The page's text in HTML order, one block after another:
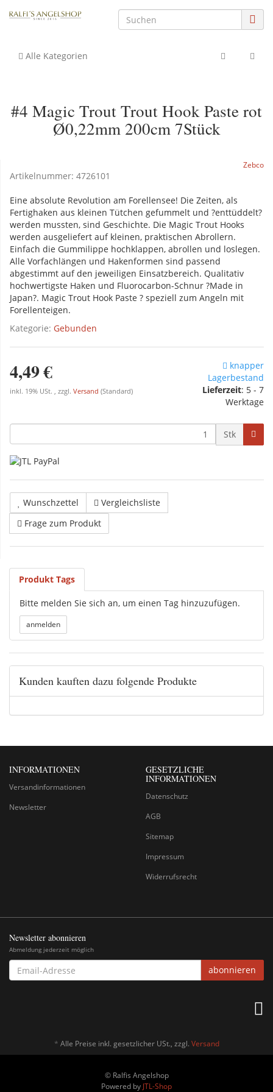
Alle Kategorien
#4 Magic Trout Trout Hook Paste rot
Ø0,22mm 200cm 7Stück
Zebco
Artikelnummer: 4726101
Eine absolute Revolution am Forellensee! Die Zeiten, als
Fertighaken aus kleinen Tütchen gefummelt und ?enttüddelt?
werden mussten, sind Geschichte. Die Magic Trout Hooks
werden ausgeliefert auf kleinen, praktischen Abrollern.
Einfach die Gummilippe hochklappen, abrollen und loslegen.
Alle Vorfachlängen und Hakenformen sind passend
abgestimmt auf den jeweiligen Einsatzbereich. Qualitativ
hochwertigste Haken und Fluorocarbon-Schnur ?Made in
Japan?. Magic Trout Hook Paste ? speziell zum Angeln mit
Forellenteigen.
Kategorie: Gebunden
4,49 €
inkl. 19% USt. , zzgl. Versand (Standard)
knapper
Lagerbestand
Lieferzeit: 5 - 7
Werktage
Stk
Wunschzettel
Vergleichsliste
Frage zum Produkt
Produkt Tags
Bitte melden Sie sich an, um einen Tag hinzuzufügen.
Kunden kauften dazu folgende Produkte
INFORMATIONEN
Versandinformationen
Newsletter
GESETZLICHE
INFORMATIONEN
Datenschutz
AGB
Sitemap
Impressum
Widerrufsrecht
Newsletter abonnieren
Abmeldung jederzeit möglich
EMAIL-
ADRESSE
abonnieren
* Alle Preise inkl. gesetzlicher USt., zzgl. Versand
© Ralfis Angelshop
Powered by JTL-Shop